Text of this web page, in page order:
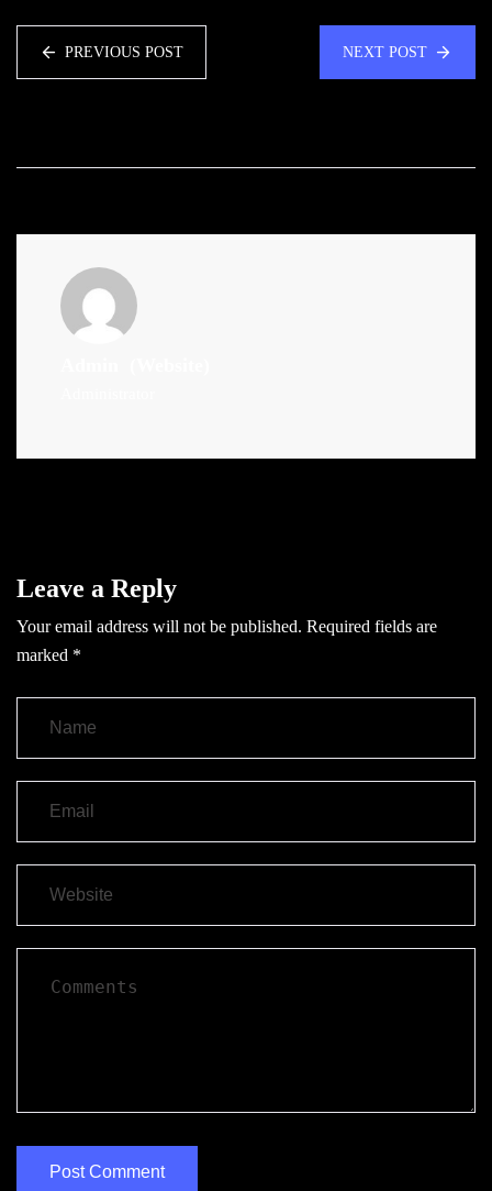
PREVIOUS POST NEXT POST
Leave a Reply
Your email address will not be published. Required fields are
marked *